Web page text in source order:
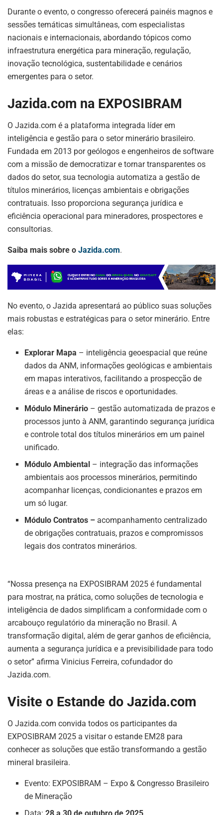
Durante o evento, o congresso oferecerá painéis magnos e
sessões temáticas simultâneas, com especialistas
nacionais e internacionais, abordando tópicos como
infraestrutura energética para mineração, regulação,
inovação tecnológica, sustentabilidade e cenários
emergentes para o setor.
Jazida.com na EXPOSIBRAM
O Jazida.com é a plataforma integrada líder em
inteligência e gestão para o setor minerário brasileiro.
Fundada em 2013 por geólogos e engenheiros de software
com a missão de democratizar e tornar transparentes os
dados do setor, sua tecnologia automatiza a gestão de
títulos minerários, licenças ambientais e obrigações
contratuais. Isso proporciona segurança jurídica e
eficiência operacional para mineradores, prospectores e
consultorias.
Saiba mais sobre o Jazida.com.
No evento, o Jazida apresentará ao público suas soluções
mais robustas e estratégicas para o setor minerário. Entre
elas:
Explorar Mapa – inteligência geoespacial que reúne
dados da ANM, informações geológicas e ambientais
em mapas interativos, facilitando a prospecção de
áreas e a análise de riscos e oportunidades.
Módulo Minerário – gestão automatizada de prazos e
processos junto à ANM, garantindo segurança jurídica
e controle total dos títulos minerários em um painel
unificado.
Módulo Ambiental – integração das informações
ambientais aos processos minerários, permitindo
acompanhar licenças, condicionantes e prazos em
um só lugar.
Módulo Contratos – acompanhamento centralizado
de obrigações contratuais, prazos e compromissos
legais dos contratos minerários.
“Nossa presença na EXPOSIBRAM 2025 é fundamental
para mostrar, na prática, como soluções de tecnologia e
inteligência de dados simplificam a conformidade com o
arcabouço regulatório da mineração no Brasil. A
transformação digital, além de gerar ganhos de eficiência,
aumenta a segurança jurídica e a previsibilidade para todo
o setor” afirma Vinicius Ferreira, cofundador do
Jazida.com.
Visite o Estande do Jazida.com
O Jazida.com convida todos os participantes da
EXPOSIBRAM 2025 a visitar o estande EM28 para
conhecer as soluções que estão transformando a gestão
mineral brasileira.
Evento: EXPOSIBRAM – Expo & Congresso Brasileiro
de Mineração
NEWSLETTER
notíciase inovações do setor mineral
ASSINAR